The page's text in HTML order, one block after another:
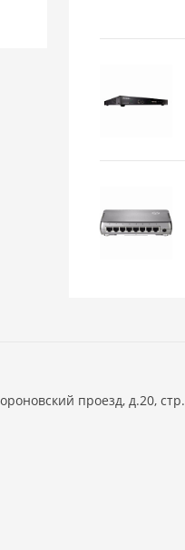
проезд, д.20, стр.